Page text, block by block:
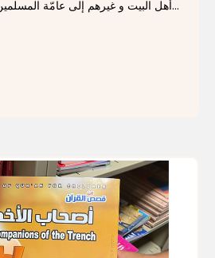
أهل البيت و غيرهم إلى عامّة